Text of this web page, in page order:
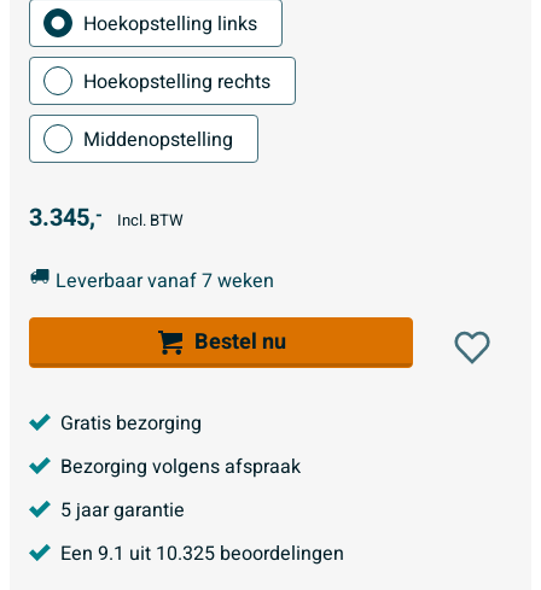
Hoekopstelling links
Hoekopstelling rechts
Middenopstelling
3.345,- Incl. BTW
Leverbaar vanaf 7 weken
Bestel nu
Gratis bezorging
Bezorging volgens afspraak
5 jaar garantie
Een 9.1 uit 10.325 beoordelingen